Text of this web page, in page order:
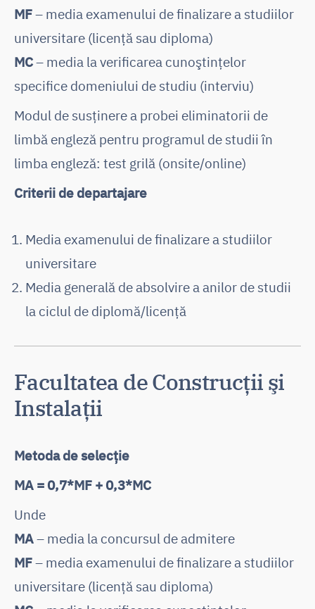
MF– media examenului de finalizare a studiilor
universitare (licență sau diploma)
MC– media la verificarea cunoştinţelor
specifice domeniului de studiu (interviu)
Modul de susținere a probei eliminatorii de
limbă engleză pentru programul de studii în
limba engleză: test grilă (onsite/online)
Criterii de departajare
Media examenului de finalizare a studiilor
universitare
Media generală de absolvire a anilor de studii
la ciclul de diplomă/licență
Facultatea de Construcţii şi
Instalaţii
Metoda de selecție
MA = 0,7*MF + 0,3*MC
Unde
MA– media la concursul de admitere
MF– media examenului de finalizare a studiilor
universitare (licență sau diploma)